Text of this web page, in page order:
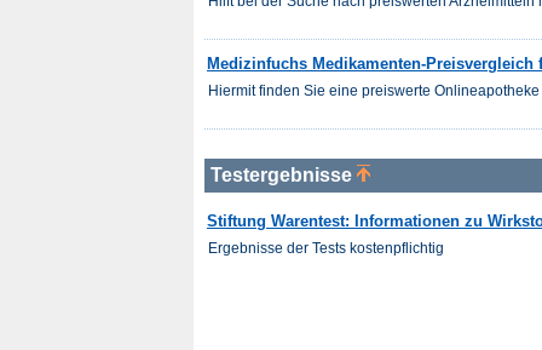
Medizinfuchs Medikamenten-
Hiermit finden Sie eine preiswerte
Testergebnisse
Stiftung Warentest: Informationen zu
Ergebnisse der Tests kostenpflichtig